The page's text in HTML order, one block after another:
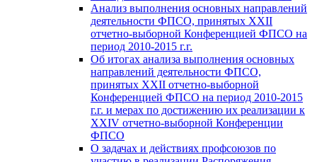
Анализ выполнения основных направлений
деятельности ФПСО, принятых XXII
отчетно-выборной Конференцией ФПСО на
период 2010-2015 г.г.
Об итогах анализа выполнения основных
направлений деятельности ФПСО,
принятых XXII отчетно-выборной
Конференцией ФПСО на период 2010-2015
г.г. и мерах по достижению их реализации к
XXIV отчетно-выборной Конференции
ФПСО
О задачах и действиях профсоюзов по